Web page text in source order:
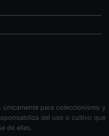
únicamente para coleccionismo y
del uso o cultivo que
de ellas.